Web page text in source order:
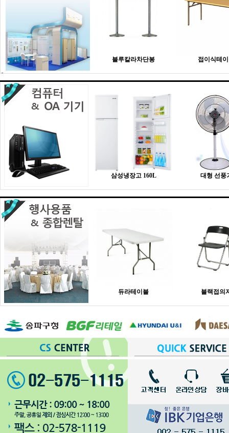
블루칼라차단봉 접이식테
삼성냉장고 160L 대형 선풍
듀라테이블 블랙접의